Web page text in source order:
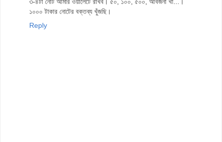
১০০০ টাকার নোটের বক্তব্য খুঁজছি।
Reply